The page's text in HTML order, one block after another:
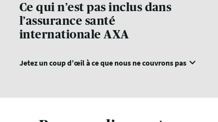
Ce qui n’est pas inclus dans
l’assurance santé
internationale AXA
Jetez un coup d’œil à ce que nous ne couvrons pas